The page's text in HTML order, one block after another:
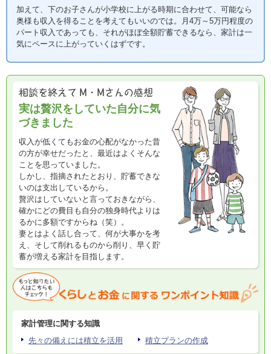
加えて、下のお子さんが小学校に上がる時期に合わせて、可能なら
奥様も収入を得ることを考えてもいいのでは。月4万～5万円程度の
パート収入であっても、それがほぼ全額貯蓄できるなら、家計は一
気にペースに上がっていくはずです。
実は贅沢をしていた自分に気
づきました
収入が低くてもお金の心配がなかった昔
の方が幸せだったと、最近はよくそんな
ことを思っていました。
しかし、指摘されたとおり、貯蓄できな
いのは支出しているから。
贅沢はしていないと言っておきながら、
確かにどの費目も自分の独身時代よりは
るかに多額ですからね（笑）。
妻とはよく話し合って、何が大事かを考
え、そして削れるものから削り、早く貯
蓄が増える家計を目指します。
家計管理に関する知識
先々の備えには積立を活用
積立プランの作成